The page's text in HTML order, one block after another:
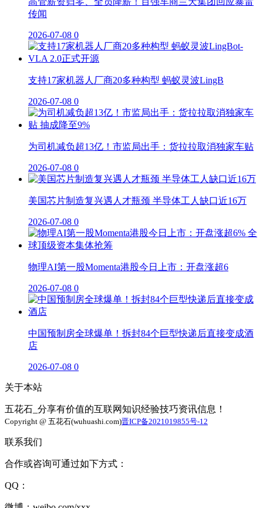
传闻
2026-07-08 0
支持17家机器人厂商20多种构型 蚂蚁灵波LingB
2026-07-08 0
为司机减负超13亿！市监局出手：货拉拉取消独家车贴
2026-07-08 0
美国芯片制造复兴遇人才瓶颈 半导体工人缺口近16万
2026-07-08 0
物理AI第一股Momenta港股今日上市：开盘涨超6
2026-07-08 0
中国预制房全球爆单！拆封84个巨型快递后直接变成酒
店
2026-07-08 0
关于本站
五花石_分享有价值的互联网知识经验技巧资讯信息！
Copyright @ 五花石(wuhuashi.com)晋ICP备2021019855号-12
联系我们
合作或咨询可通过如下方式：
QQ：